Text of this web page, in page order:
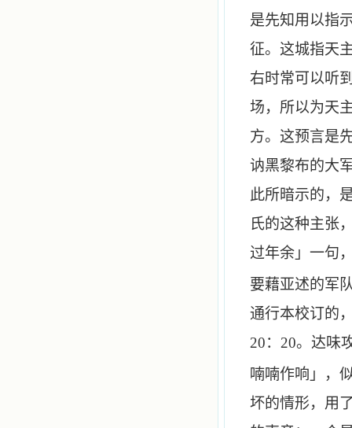
是先知用以指
征。这城指天
右时常可以听
场，所以为天
方。这预言是
讷黑黎布的大
此所暗示的，
氏的这种主张
过年余」一句
要藉亚述的军
通行本校订的
20： 20。达味
喃喃作响」，
坏的情形，用